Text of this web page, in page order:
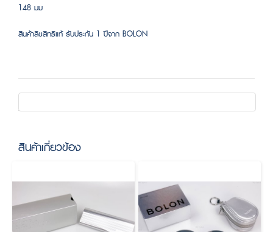
148 มม
สินค้าลิขสิทธิแท้ รับประกัน 1 ปีจาก BOLON
สินค้าเกี่ยวข้อง